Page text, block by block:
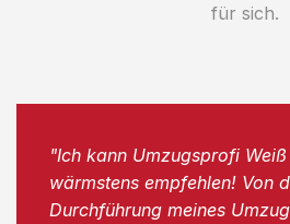
für sich.
"Ich kann Umzugsprofi
wärmstens empfehlen! Von
Durchführung meines